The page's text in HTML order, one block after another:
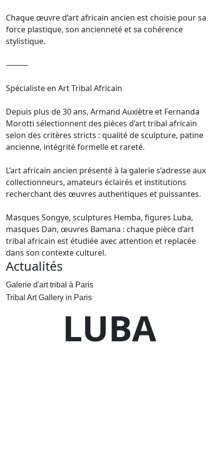
Chaque œuvre d’art africain ancien est choisie pour sa
force plastique, son ancienneté et sa cohérence
stylistique.
⸻
Spécialiste en Art Tribal Africain
Depuis plus de 30 ans, Armand Auxiètre et Fernanda
Morotti sélectionnent des pièces d’art tribal africain
selon des critères stricts : qualité de sculpture, patine
ancienne, intégrité formelle et rareté.
L’art africain ancien présenté à la galerie s’adresse aux
collectionneurs, amateurs éclairés et institutions
recherchant des œuvres authentiques et puissantes.
Masques Songye, sculptures Hemba, figures Luba,
masques Dan, œuvres Bamana : chaque pièce d’art
tribal africain est étudiée avec attention et replacée
dans son contexte culturel.
Actualités
Galerie d'art tribal à Paris
Tribal Art Gallery in Paris
LUBA